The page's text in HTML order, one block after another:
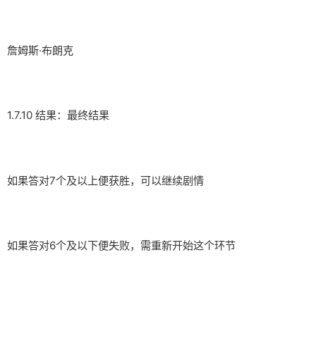
詹姆斯·布朗克
1.7.10 结果：最终结果
如果答对7个及以上便获胜，可以继续剧情
如果答对6个及以下便失败，需重新开始这个环节